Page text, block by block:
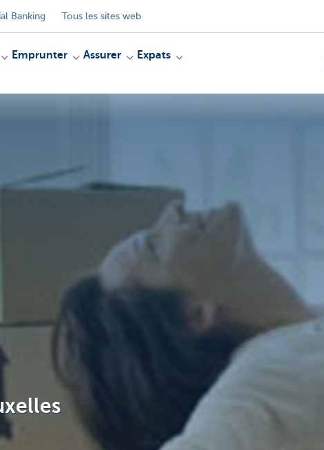
Banking Tous les sites web
Emprunter Assurer
Expats